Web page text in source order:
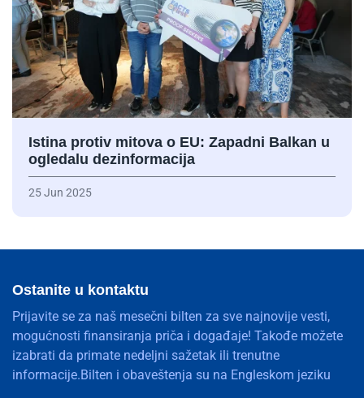
Istina protiv mitova o EU: Zapadni Balkan u
ogledalu dezinformacija
25 Jun 2025
Ostanite u kontaktu
Prijavite se za naš mesečni bilten za sve najnovije vesti,
mogućnosti finansiranja priča i događaje! Takođe možete
izabrati da primate nedeljni sažetak ili trenutne
informacije.Bilten i obaveštenja su na Engleskom jeziku